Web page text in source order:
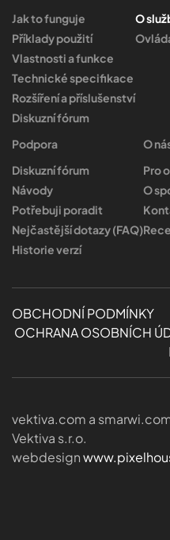
Jak to funguje
Příklady použití
Vlastnosti a funkce
Technické specifikace
Rozšíření a příslušenství
Diskuzní fórum
O
Podpora
Diskuzní fórum
Návody
Potřebuji poradit
Nejčastější dotazy (FAQ)
Historie verzí
O
Pro
O
OBCHODNÍ PODMÍNKY
OCHRANA OSOBNÍCH
vektiva.com a
Vektiva s.r.o.
webdesign